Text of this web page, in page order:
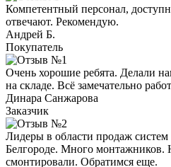
Компетентный персонал,
отвечают. Рекомендую.
Андрей Б.
Покупатель
Очень хорошие ребята. Делали
на складе. Всё замечательно
Динара Санжарова
Заказчик
Лидеры в области продаж
Белгороде. Много монтажников.
смонтировали. Обратимся еще.